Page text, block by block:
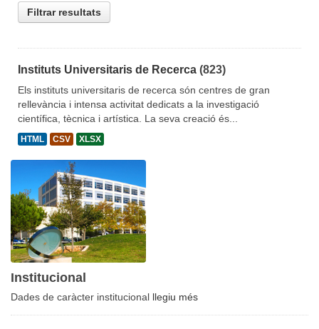
Filtrar resultats
Instituts Universitaris de Recerca (823)
Els instituts universitaris de recerca són centres de gran
rellevància i intensa activitat dedicats a la investigació
científica, tècnica i artística. La seva creació és...
HTML CSV XLSX
Institucional
Dades de caràcter institucional llegiu més